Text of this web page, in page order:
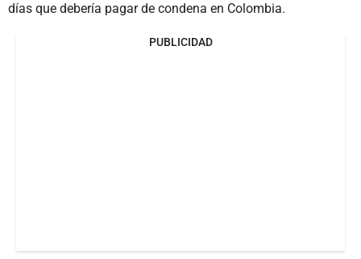
días que debería pagar de condena en Colombia.
PUBLICIDAD